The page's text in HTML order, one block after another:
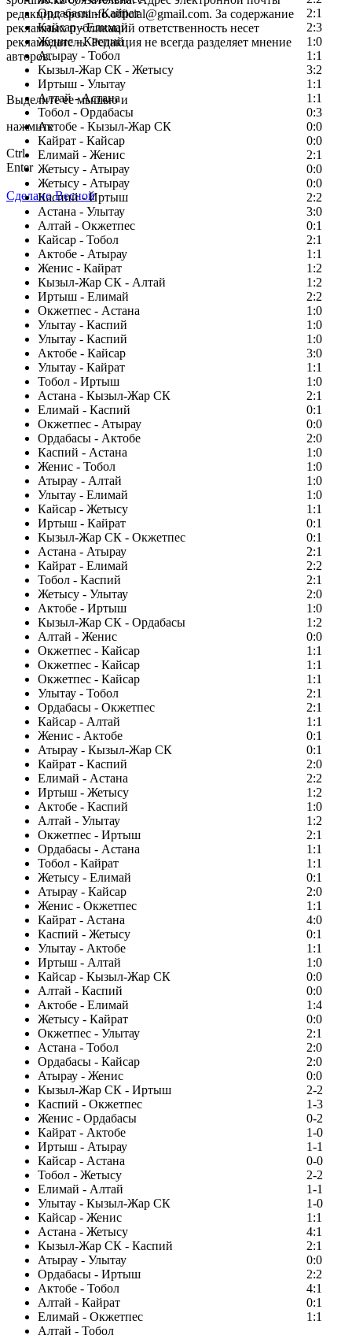
Ордабасы - Кайрат
2:1
Кайсар - Елимай
2:3
Женис - Каспий
1:0
Атырау - Тобол
1:1
Кызыл-Жар СК - Жетысу
3:2
Иртыш - Улытау
1:1
Алтай - Астана
1:1
Тобол - Ордабасы
0:3
Актобе - Кызыл-Жар СК
0:0
Кайрат - Кайсар
0:0
Елимай - Женис
2:1
Жетысу - Атырау
0:0
Жетысу - Атырау
0:0
Каспий - Иртыш
2:2
Астана - Улытау
3:0
Алтай - Окжетпес
0:1
Кайсар - Тобол
2:1
Актобе - Атырау
1:1
Женис - Кайрат
1:2
Кызыл-Жар СК - Алтай
1:2
Иртыш - Елимай
2:2
Окжетпес - Астана
1:0
Улытау - Каспий
1:0
Улытау - Каспий
1:0
Актобе - Кайсар
3:0
Улытау - Кайрат
1:1
Тобол - Иртыш
1:0
Астана - Кызыл-Жар СК
2:1
Елимай - Каспий
0:1
Окжетпес - Атырау
0:0
Ордабасы - Актобе
2:0
Каспий - Астана
1:0
Женис - Тобол
1:0
Атырау - Алтай
1:0
Улытау - Елимай
1:0
Кайсар - Жетысу
1:1
Иртыш - Кайрат
0:1
Кызыл-Жар СК - Окжетпес
0:1
Астана - Атырау
2:1
Кайрат - Елимай
2:2
Тобол - Каспий
2:1
Жетысу - Улытау
2:0
Актобе - Иртыш
1:0
Кызыл-Жар СК - Ордабасы
1:2
Алтай - Женис
0:0
Окжетпес - Кайсар
1:1
Окжетпес - Кайсар
1:1
Окжетпес - Кайсар
1:1
Улытау - Тобол
2:1
Ордабасы - Окжетпес
2:1
Кайсар - Алтай
1:1
Женис - Актобе
0:1
Атырау - Кызыл-Жар СК
0:1
Кайрат - Каспий
2:0
Елимай - Астана
2:2
Иртыш - Жетысу
1:2
Актобе - Каспий
1:0
Алтай - Улытау
1:2
Окжетпес - Иртыш
2:1
Ордабасы - Астана
1:1
Тобол - Кайрат
1:1
Жетысу - Елимай
0:1
Атырау - Кайсар
2:0
Женис - Окжетпес
1:1
Кайрат - Астана
4:0
Каспий - Жетысу
0:1
Улытау - Актобе
1:1
Иртыш - Алтай
1:0
Кайсар - Кызыл-Жар СК
0:0
Алтай - Каспий
0:0
Актобе - Елимай
1:4
Жетысу - Кайрат
0:0
Окжетпес - Улытау
2:1
Астана - Тобол
2:0
Ордабасы - Кайсар
2:0
Атырау - Женис
0:0
Кызыл-Жар СК - Иртыш
2-2
Каспий - Окжетпес
1-3
Женис - Ордабасы
0-2
Кайрат - Актобе
1-0
Иртыш - Атырау
1-1
Кайсар - Астана
0-0
Тобол - Жетысу
2-2
Елимай - Алтай
1-1
Улытау - Кызыл-Жар СК
1-0
Кайсар - Женис
1:1
Астана - Жетысу
4:1
Кызыл-Жар СК - Каспий
2:1
Атырау - Улытау
0:0
Ордабасы - Иртыш
2:2
Актобе - Тобол
4:1
Алтай - Кайрат
0:1
Елимай - Окжетпес
1:1
Алтай - Тобол
редакции: sportinfo.official@gmail.com. За содержание
рекламных публикаций ответственность несет
рекламодатель. Редакция не всегда разделяет мнение
авторов.
Заметили ошибку в тексте?
Выделите ее мышью и
нажмите
Ctrl
Enter
Сделано Весной